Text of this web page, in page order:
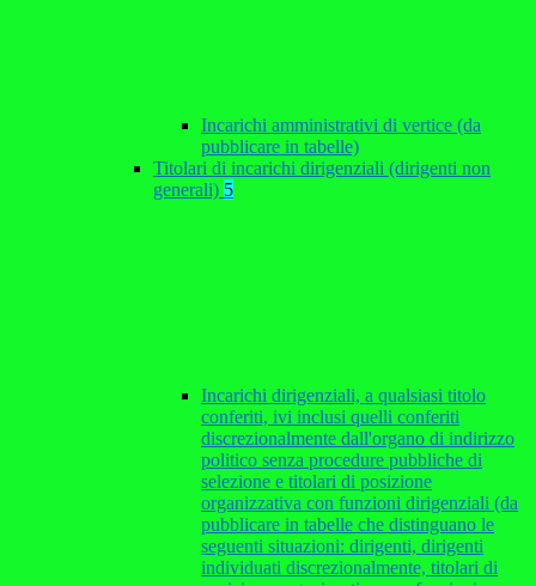
Incarichi amministrativi di vertice (da
pubblicare in tabelle)
Titolari di incarichi dirigenziali (dirigenti non
generali) 5
Incarichi dirigenziali, a qualsiasi titolo
conferiti, ivi inclusi quelli conferiti
discrezionalmente dall'organo di indirizzo
politico senza procedure pubbliche di
selezione e titolari di posizione
organizzativa con funzioni dirigenziali (da
pubblicare in tabelle che distinguano le
seguenti situazioni: dirigenti, dirigenti
individuati discrezionalmente, titolari di